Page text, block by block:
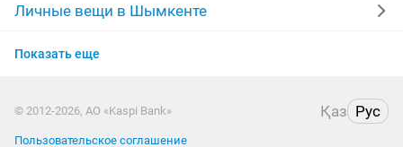
свадебное платье на прокат
Личные вещи в Шымкенте
Личные вещи в Усть-Каменогорске
Личные вещи в Таразе
Показать еще
© 2012-2026, АО «Kaspi Bank» Қаз Рус
Пользовательское соглашение